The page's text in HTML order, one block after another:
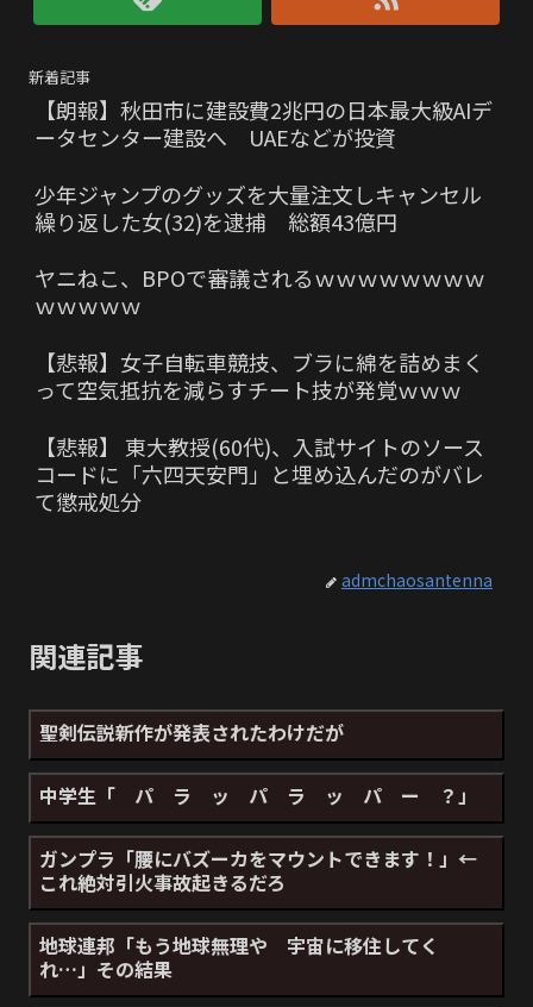
新着記事
【朗報】秋田市に建設費2兆円の日本最大級AIデ
ータセンター建設へ UAEなどが投資
少年ジャンプのグッズを大量注文しキャンセル
繰り返した女(32)を逮捕 総額43億円
ヤニねこ、BPOで審議されるｗｗｗｗｗｗｗｗ
ｗｗｗｗｗ
【悲報】女子自転車競技、ブラに綿を詰めまく
って空気抵抗を減らすチート技が発覚ｗｗｗ
【悲報】 東大教授(60代)、入試サイトのソース
コードに「六四天安門」と埋め込んだのがバレ
て懲戒処分
admchaosantenna
関連記事
聖剣伝説新作が発表されたわけだが
中学生「 パ ラ ッ パ ラ ッ パ ー ？」
ガンプラ「腰にバズーカをマウントできます！」←
これ絶対引火事故起きるだろ
地球連邦「もう地球無理や 宇宙に移住してく
れ…」その結果